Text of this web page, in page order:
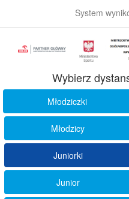
System
Wybierz
Młodziczki
Młodzicy
Juniorki
Junior